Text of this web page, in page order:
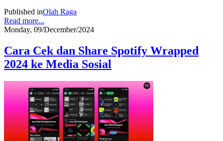
Published inOlah Raga
Read more...
Monday, 09/December/2024
Cara Cek dan Share Spotify Wrapped
2024 ke Media Sosial